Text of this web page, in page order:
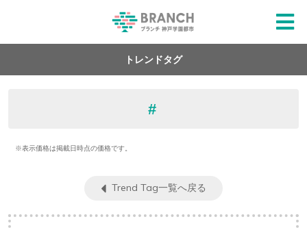
トレンドタグ
※表示価格は掲載日時点の価格です。
Trend Tag一覧へ戻る